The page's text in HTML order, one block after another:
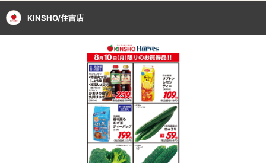
KINSHO/住吉店